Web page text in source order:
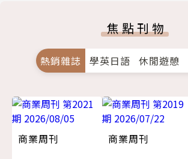
焦點刊物
熱銷雜誌 學英日語 休閒遊憩
商業周刊
商業周刊